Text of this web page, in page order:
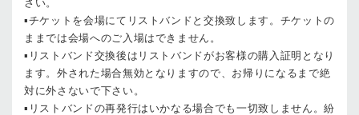
さい。
▪チケットを会場にてリストバンドと交換致します。チケットの
ままでは会場へのご入場はできません。
▪リストバンド交換後はリストバンドがお客様の購入証明となり
ます。外された場合無効となりますので、お帰りになるまで絶
対に外さないで下さい。
▪リストバンドの再発行はいかなる場合でも一切致しません。紛